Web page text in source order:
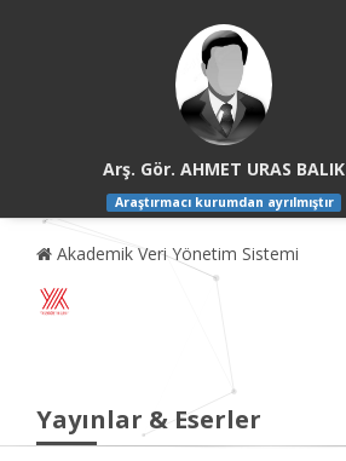
Arş. Gör. AHMET URAS BALIK
Araştırmacı kurumdan ayrılmıştır
Akademik Veri Yönetim Sistemi
Yayınlar & Eserler